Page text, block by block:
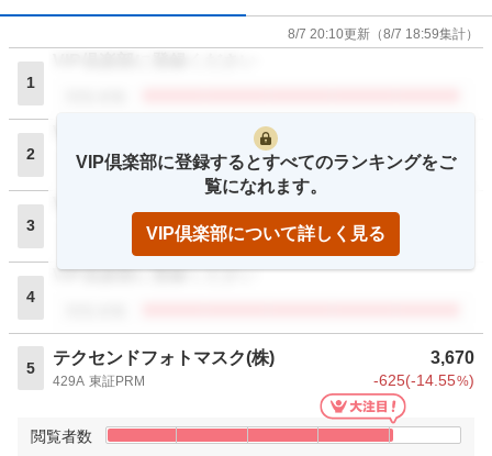
8/7 20:10更新 （8/7 18:59集計）
1
2
VIP倶楽部に登録ください
閲覧者数
3
4
VIP倶楽部に登録ください
5
テクセンドフォトマスク(株) 3,670
429A 東証PRM -625(-14.55%)
閲覧者数
VIP倶楽部に登録するとすべてのランキングをご
覧になれます。
VIP倶楽部について詳しく見る